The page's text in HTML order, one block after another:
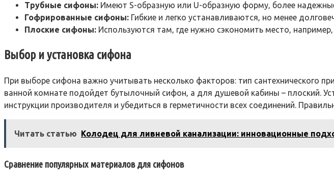
Трубные сифоны: Имеют S-образную или U-образную форму‚ более
Гофрированные сифоны: Гибкие и легко устанавливаются‚ но менее
Плоские сифоны: Используются там‚ где нужно сэкономить место‚
Выбор и установка сифона
При выборе сифона важно учитывать несколько факторов: тип сантехнического
ванной комнате подойдет бутылочный сифон‚ а для душевой кабины – плоский.
инструкции производителя и убедиться в герметичности всех соединений.
Читать статью Колодец для ливневой канализации: инновационные
Сравнение популярных материалов для сифонов